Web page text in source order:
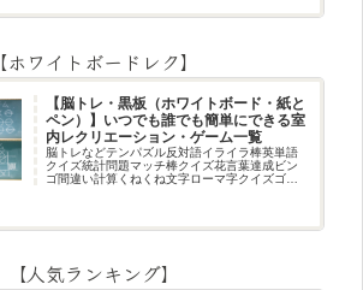
【ホワイトボードレク】
【脳トレ・黒板（ホワイトボード・紙と
ペン）】いつでも誰でも簡単にできる室
内レクリエーション・ゲーム一覧
脳トレなどテンパズル反対語イライラ棒英単語
クイズ統計問題マッチ棒クイズ花言葉達成ビン
ゴ間違い計算くねくね文字ローマ字クイズゴロ
【人気ランキング】